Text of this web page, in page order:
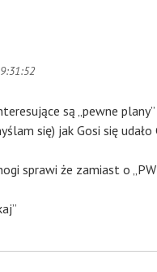
są „pewne
się) jak Gosi się
sprawi że zamiast o